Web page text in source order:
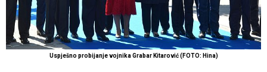
Uspješno probijanje vojnika Grabar Kitarović (FOTO: Hina)